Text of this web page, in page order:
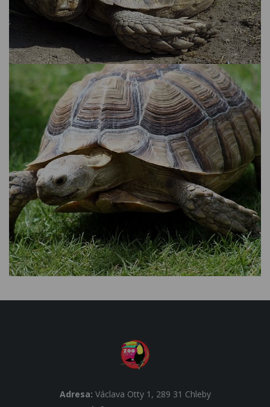
Adresa: Václava Otty 1, 289 31 Chleby